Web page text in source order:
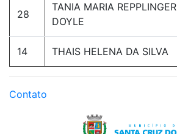
28
TANIA MARIA REPPLINGER
DOYLE
14 THAIS HELENA DA SILVA
Contato